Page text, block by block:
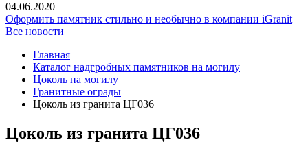
04.06.2020
Оформить памятник стильно и необычно в компании iGranit
Все новости
Главная
Каталог надгробных памятников на могилу
Цоколь на могилу
Гранитные ограды
Цоколь из гранита ЦГ036
Цоколь из гранита ЦГ036